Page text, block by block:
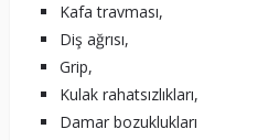
Kafa travması,
Diş ağrısı,
Grip,
Kulak rahatsızlıkları,
Damar bozuklukları